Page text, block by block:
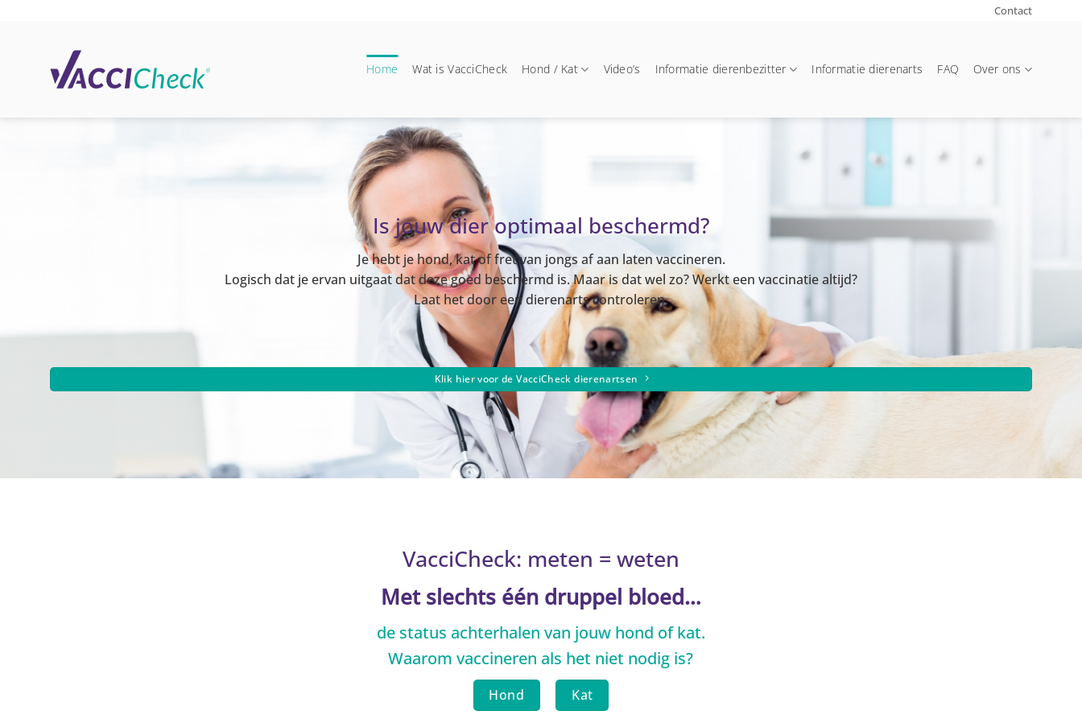
Contact
Home Wat is VacciCheck Hond / Kat Video’s Informatie dierenbezitter Informatie dierenarts FAQ Over ons
Is jouw dier optimaal beschermd?
Je hebt je hond, kat of fret van jongs af aan laten vaccineren.
Logisch dat je ervan uitgaat dat deze goed beschermd is. Maar is dat wel zo? Werkt een vaccinatie altijd?
Laat het door een dierenarts controleren.
Klik hier voor de VacciCheck dierenartsen
VacciCheck: meten = weten
Met slechts één druppel bloed…
de status achterhalen van jouw hond of kat.
Waarom vaccineren als het niet nodig is?
Hond Kat